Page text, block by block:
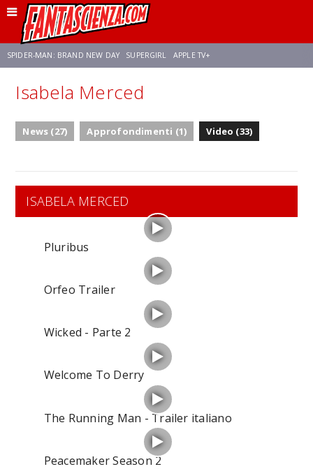
SPIDER-MAN: BRAND NEW DAY SUPERGIRL APPLE TV+
FRANCO RICCIARDIELLO ZENDAYA
Isabela Merced
News (27) Approfondimenti (1) Video (33)
ISABELA MERCED
Pluribus
Orfeo Trailer
Wicked - Parte 2
Welcome To Derry
The Running Man - Trailer italiano
Peacemaker Season 2